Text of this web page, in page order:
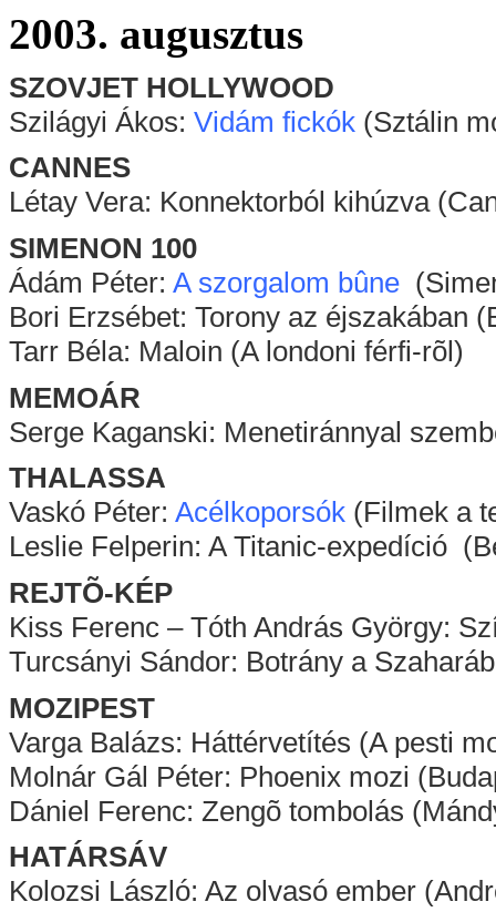
2003. augusztus
SZOVJET HOLLYWOOD
Szilágyi Ákos: Vidám fickók (Sztálin
CANNES
Létay Vera: Konnektorból kihúzva
SIMENON 100
Ádám Péter: A szorgalom bûne
Bori Erzsébet: Torony az éjszakában
Tarr Béla: Maloin (A londoni férfi-rõl)
MEMOÁR
Serge Kaganski: Menetiránnyal
THALASSA
Vaskó Péter: Acélkoporsók (Filmek a
Leslie Felperin: A Titanic-expedíció
REJTÕ-KÉP
Kiss Ferenc – Tóth András György:
Turcsányi Sándor: Botrány a
MOZIPEST
Varga Balázs: Háttérvetítés (A pesti
Molnár Gál Péter: Phoenix mozi
Dániel Ferenc: Zengõ tombolás
HATÁRSÁV
Kolozsi László: Az olvasó ember